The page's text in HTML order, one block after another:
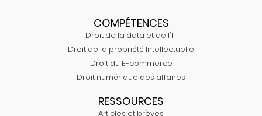
COMPÉTENCES
Droit de la data et de l'IT
Droit de la propriété Intellectuelle
Droit du E-commerce
Droit numérique des affaires
RESSOURCES
Articles et brèves